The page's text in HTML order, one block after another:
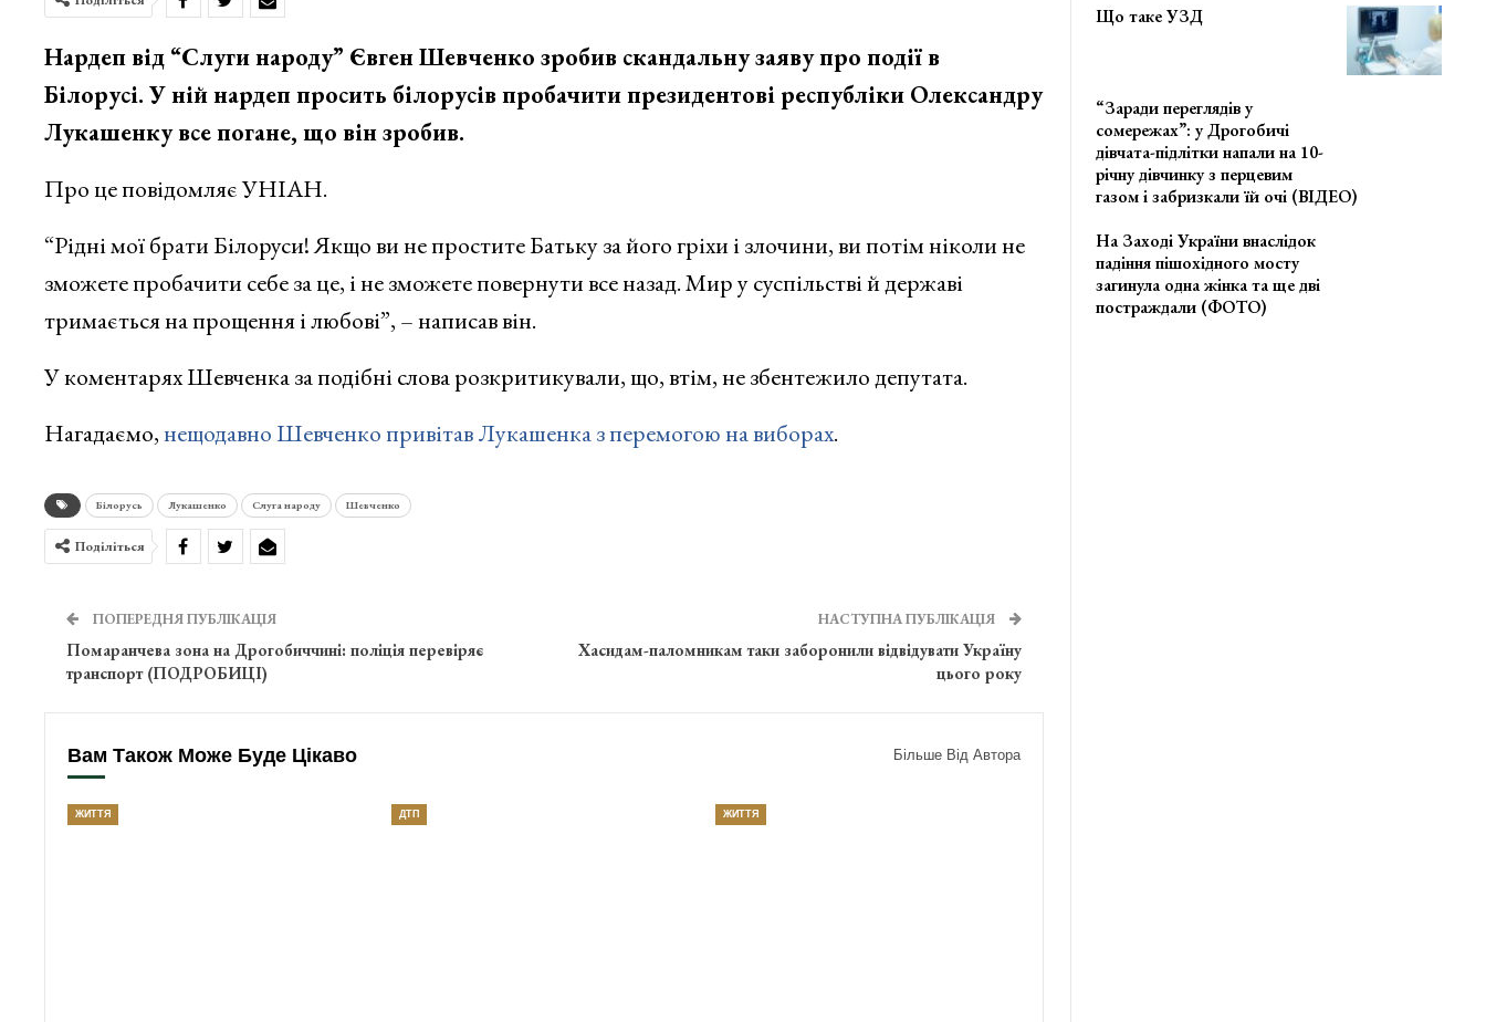
Нардеп від “Слуги народу” Євген Шевченко зробив скандальну заяву про події в
Білорусі. У ній нардеп просить білорусів пробачити президентові республіки Олександру
Лукашенку все погане, що він зробив.
Про це повідомляє УНІАН.
“Рідні мої брати Білоруси! Якщо ви не простите Батьку за його гріхи і злочини, ви потім ніколи не
зможете пробачити себе за це, і не зможете повернути все назад. Мир у суспільстві й державі
тримається на прощення і любові”, – написав він.
У коментарях Шевченка за подібні слова розкритикували, що, втім, не збентежило депутата.
Нагадаємо,нещодавно Шевченко привітав Лукашенка з перемогою на виборах.
Білорусь Лукашенко Слуга народу Шевченко
Поділіться
ПОПЕРЕДНЯ ПУБЛІКАЦІЯ
Помаранчева зона на Дрогобиччині: поліція перевіряє
транспорт (ПОДРОБИЦІ)
НАСТУПНА ПУБЛІКАЦІЯ
Хасидам-паломникам таки заборонили відвідувати Україну
цього року
Вам Також Може Буде Цікаво Більше Від Автора
ЖИТТЯ ДТП ЖИТТЯ
Що таке УЗД
“Заради переглядів у
сомережах”: у Дрогобичі
дівчата-підлітки напали на 10-
річну дівчинку з перцевим
газом і забризкали їй очі (ВІДЕО)
На Заході України внаслідок
падіння пішохідного мосту
загинула одна жінка та ще дві
постраждали (ФОТО)